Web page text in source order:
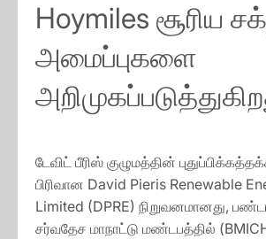
Hoymiles சூரிய
அமைப்புகளை
டேவிட் பீரிஸ் குழுமத்தின்
பிரிவான David Pieris Renewable
Limited (DPRE) நிறுவனமானது,
சர்வதேச மாநாட்டு மண்டபத்தில்